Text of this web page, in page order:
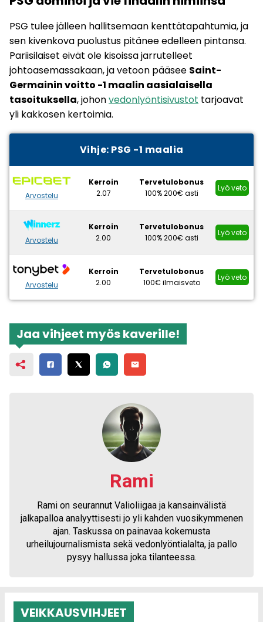
PSG tulee jälleen hallitsemaan kenttätapahtumia, ja
sen kivenkova puolustus pitänee edelleen pintansa.
Pariisilaiset eivät ole kisoissa jarrutelleet
johtoasemassakaan, ja vetoon pääsee Saint-
Germainin voitto -1 maalin aasialaisella
tasoituksella, johonvedonlyöntisivustot tarjoavat
yli kakkosen kertoimia.
Vihje: PSG -1 maalia
Arvostelu
Kerroin
2.07
Tervetulobonus
100% 200€ asti
Lyö veto
Arvostelu
Kerroin
2.00
Tervetulobonus
100% 200€ asti
Lyö veto
Arvostelu
Kerroin
2.00
Tervetulobonus
100€ ilmaisveto
Lyö veto
Jaa vihjeet myös kaverille!
Rami
Rami on seurannut Valioliigaa ja kansainvälistä
jalkapalloa analyyttisesti jo yli kahden vuosikymmenen
ajan. Taskussa on painavaa kokemusta
urheilujournalismista sekä vedonlyöntialalta, ja pallo
pysyy hallussa joka tilanteessa.
VEIKKAUSVIHJEET